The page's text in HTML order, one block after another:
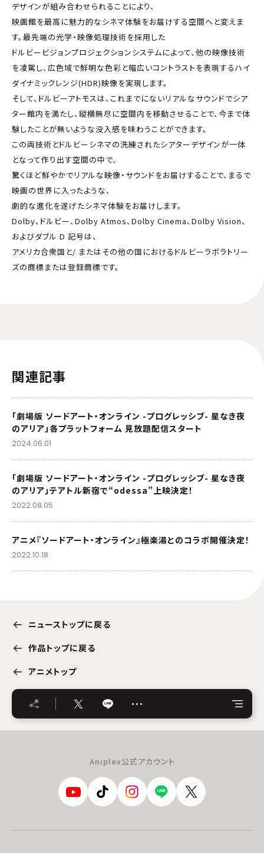
デザインが組み合わせられることにより、
映画館を最高に魅力的なシネマ体験をお届けする空間へと変えま
す。最先端の光学・映像処理技術を採用した
ドルビービジョンプロジェクションシステムによって、他の映像技術
を凌駕し、広色域で鮮明な色彩と幅広いコントラストを表現するハイ
ダイナミックレンジ(HDR)映像を実現します。
そして、ドルビーアトモスは、これまでにないリアルなサウンドでシア
ター館内を満たし、縦横無尽に空間内を移動させることで、今まで体
験したことが無いような没入感を味わうことができます。
この両技術とドルビーシネマの洗練されたシアターデザインが一体
となって作り出す空間の中で、
驚くほど鮮やかでリアルな映像・サウンドをお届けすることで、まるで
映画の世界に入ったような、
劇的な進化を遂げたシネマ体験をお届けします。
Dolby、ドルビー、Dolby Atmos、Dolby Cinema、Dolby Vision、
およびダブル D 記号は、
アメリカ合衆国と/ またはその他の国におけるドルビーラボラトリー
ズの商標または登録商標です。
関連記事
「劇場版 ソードアート・オンライン -プログレッシブ- 星なき夜
のアリア」各プラットフォーム 見放題配信スタート
2024.06.01
「劇場版 ソードアート・オンライン -プログレッシブ- 星なき夜
のアリア」テアトル新宿で“odessa”上映決定！
2022.08.05
アニメ『ソードアート・オンライン』極楽湯とのコラボ開催決定！
2022.10.18
ニューストップに戻る
作品トップに戻る
アニメトップ
…
Aniplex公式アカウント